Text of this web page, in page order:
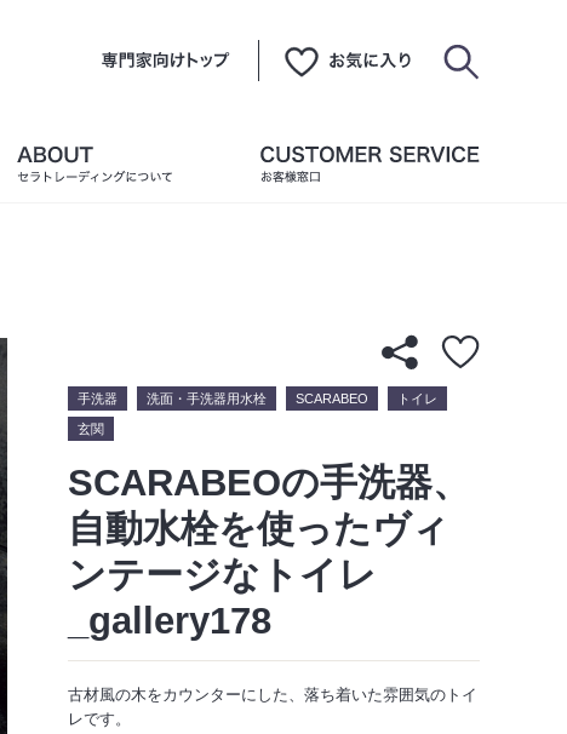
手洗器 洗面・手洗器用水栓 SCARABEO トイレ
玄関
SCARABEOの手洗器、
自動水栓を使ったヴィ
ンテージなトイレ
_gallery178
古材風の木をカウンターにした、落ち着いた雰囲気のトイ
レです。